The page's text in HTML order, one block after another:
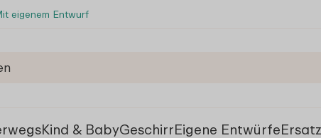
eigenem Entwurf
Kind & BabyGeschirrEigene Entwürfe